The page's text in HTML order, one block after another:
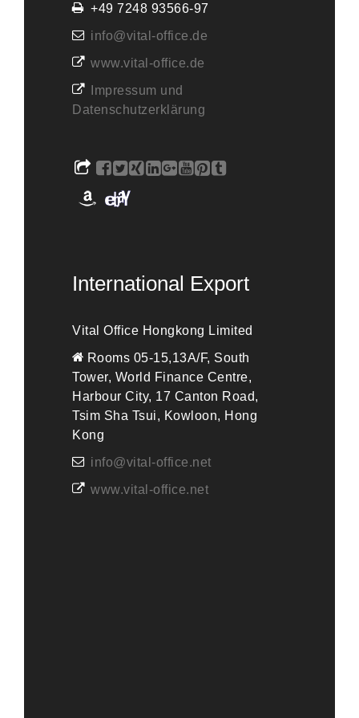
+49 7248 93566-97
info@vital-office.de
www.vital-office.de
Impressum und
Datenschutzerklärung
International Export
Vital Office Hongkong Limited
Rooms 05-15,13A/F, South
Tower, World Finance Centre,
Harbour City, 17 Canton Road,
Tsim Sha Tsui, Kowloon, Hong
Kong
info@vital-office.net
www.vital-office.net